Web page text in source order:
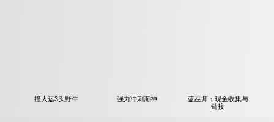
撞大运3头野牛 强力冲刺海神
蓝巫师：现金收集与
链接